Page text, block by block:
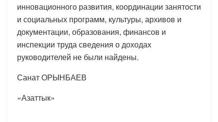
инновационного развития, координации занятости
и социальных программ, культуры, архивов и
документации, образования, финансов и
инспекции труда сведения о доходах
руководителей не были найдены.
Санат ОРЫНБАЕВ
«Азаттык»